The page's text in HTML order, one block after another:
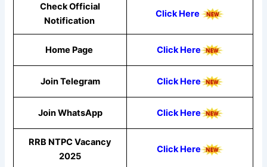
Check Official
Notification
Click Here
Home Page Click Here
Join Telegram Click Here
Join WhatsApp Click Here
RRB NTPC Vacancy
2025
Click Here